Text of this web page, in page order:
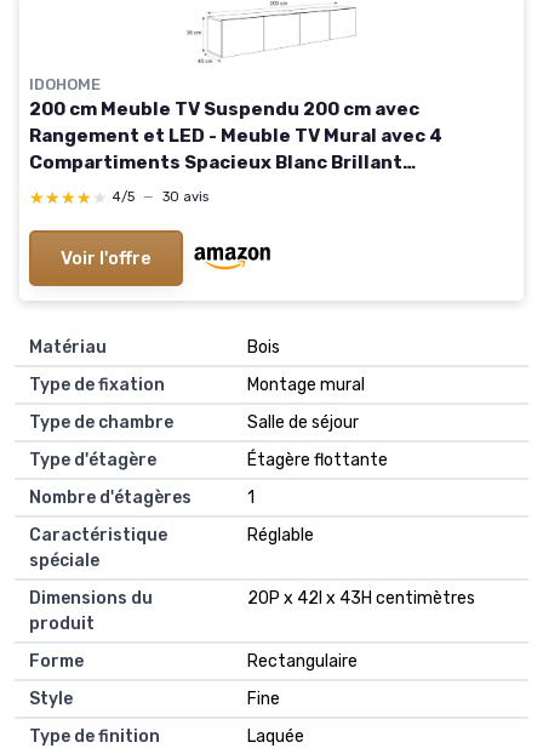
IDOHOME
200 cm Meuble TV Suspendu 200 cm avec
Rangement et LED - Meuble TV Mural avec 4
Compartiments Spacieux Blanc Brillant
200x40x36cm
★★★★★
★★★★★ 4/5 — 30 avis
Voir l'offre
Matériau
Bois
Type de fixation
Montage mural
Type de chambre
Salle de séjour
Type d'étagère
Étagère flottante
Nombre d'étagères
1
Caractéristique
spéciale
Réglable
Dimensions du
produit
20P x 42l x 43H centimètres
Forme
Rectangulaire
Style
Fine
Type de finition
Laquée